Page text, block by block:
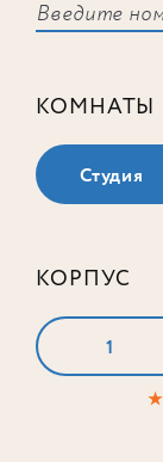
КОМНАТЫ
Студия
КОРПУС
1
★